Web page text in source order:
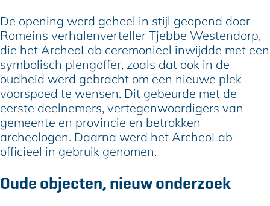
De opening werd geheel in stijl geopend door
Romeins verhalenverteller Tjebbe Westendorp,
die het ArcheoLab ceremonieel inwijdde met een
symbolisch plengoffer, zoals dat ook in de
oudheid werd gebracht om een nieuwe plek
voorspoed te wensen. Dit gebeurde met de
eerste deelnemers, vertegenwoordigers van
gemeente en provincie en betrokken
archeologen. Daarna werd het ArcheoLab
officieel in gebruik genomen.
Oude objecten, nieuw onderzoek